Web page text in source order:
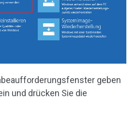
geben
und drücken Sie die